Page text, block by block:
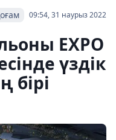
09:54, 31 наурыз 2022
EXPO
үздік
бірі